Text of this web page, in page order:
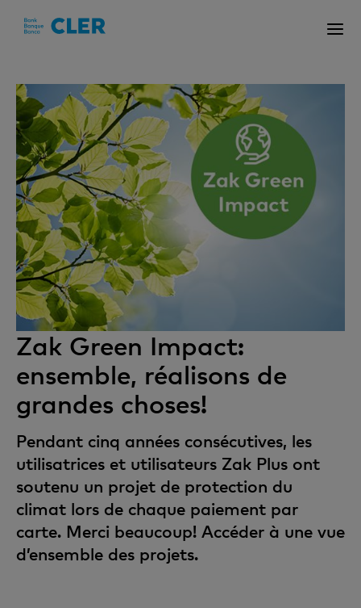
Zak Green Impact:
ensemble, réalisons de
grandes choses!
Pendant cinq années consécutives, les
utilisatrices et utilisateurs Zak Plus ont
soutenu un projet de protection du
climat lors de chaque paiement par
carte. Merci beaucoup! Accéder à une vue
d’ensemble des projets.